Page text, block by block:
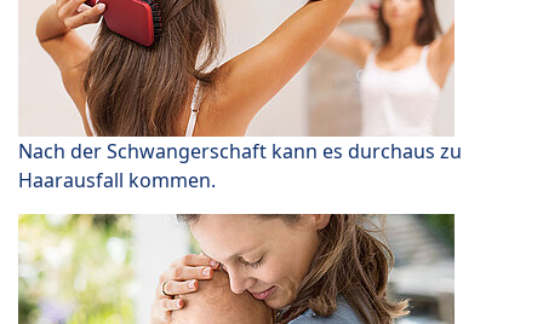
Nach der Schwangerschaft kann es durchaus zu
Haarausfall kommen.